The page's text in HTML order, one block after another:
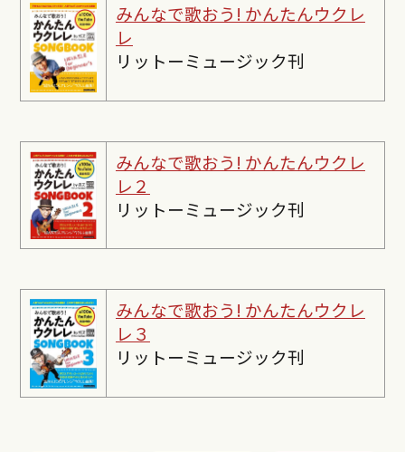
みんなで歌おう! かんたんウクレ
レ
リットーミュージック刊
みんなで歌おう! かんたんウクレ
レ２
リットーミュージック刊
みんなで歌おう! かんたんウクレ
レ３
リットーミュージック刊